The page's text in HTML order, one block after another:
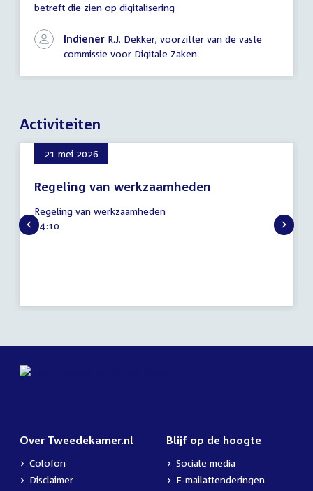
betreft die zien op digitalisering
Indiener R.J. Dekker, voorzitter van de vaste
commissie voor Digitale Zaken
Activiteiten
21 mei 2026
Regeling van werkzaamheden
mei
2026
Regeling van werkzaamheden
Tijd
14:10
Over Tweedekamer.nl
Colofon
Disclaimer
Blijf op de hoogte
Sociale media
E-mailattenderingen